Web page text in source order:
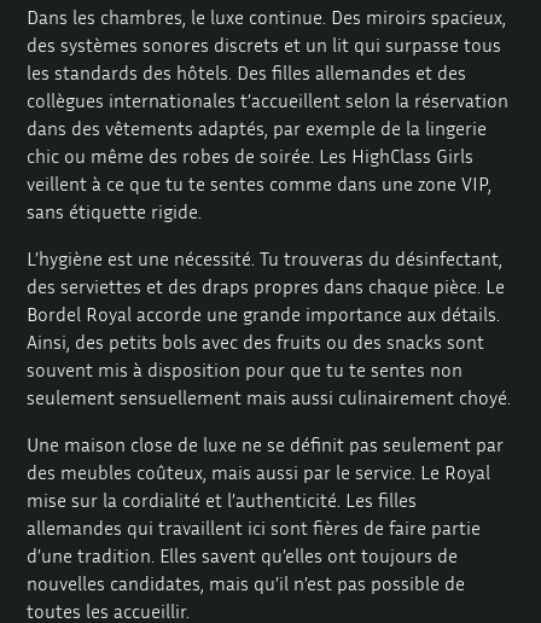
Dans les chambres, le luxe continue. Des miroirs spacieux,
des systèmes sonores discrets et un lit qui surpasse tous
les standards des hôtels. Des filles allemandes et des
collègues internationales t’accueillent selon la réservation
dans des vêtements adaptés, par exemple de la lingerie
chic ou même des robes de soirée. Les HighClass Girls
veillent à ce que tu te sentes comme dans une zone VIP,
sans étiquette rigide.
L’hygiène est une nécessité. Tu trouveras du désinfectant,
des serviettes et des draps propres dans chaque pièce. Le
Bordel Royal accorde une grande importance aux détails.
Ainsi, des petits bols avec des fruits ou des snacks sont
souvent mis à disposition pour que tu te sentes non
seulement sensuellement mais aussi culinairement choyé.
Une maison close de luxe ne se définit pas seulement par
des meubles coûteux, mais aussi par le service. Le Royal
mise sur la cordialité et l’authenticité. Les filles
allemandes qui travaillent ici sont fières de faire partie
d’une tradition. Elles savent qu’elles ont toujours de
nouvelles candidates, mais qu’il n’est pas possible de
toutes les accueillir.